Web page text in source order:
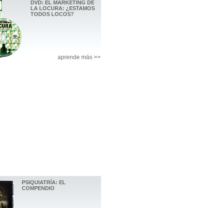
DVD: EL MARKETING DE
LA LOCURA: ¿ESTAMOS
TODOS LOCOS?
aprende más >>
PSIQUIATRÍA: EL
COMPENDIO